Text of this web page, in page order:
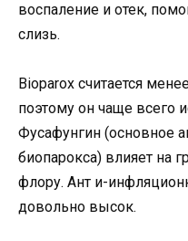
воспаление и отек,
слизь.
Bioparox считается
поэтому он чаще всего
Фусафунгин (основное
биопарокса) влияет на
флору. Ант и-
довольно высок.